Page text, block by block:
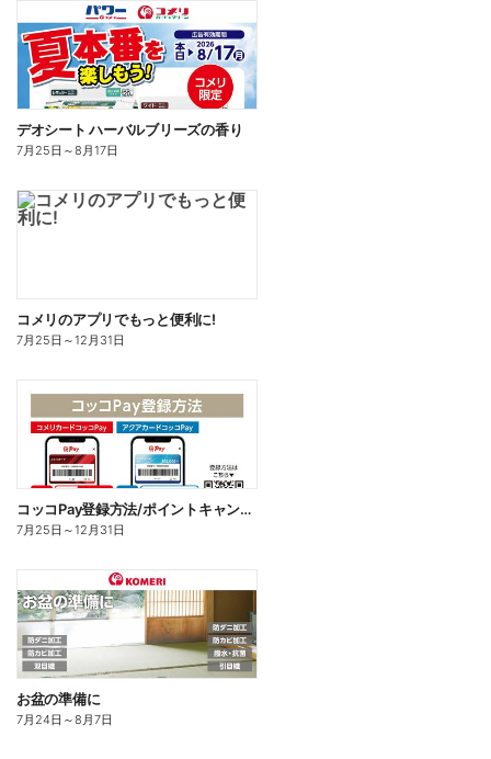
デオシート ハーバルブリーズの香り
7月25日 ～8月17日
コメリのアプリでもっと便利に!
7月25日 ～12月31日
コッコPay登録方法/ポイントキャンペーン応募方法
7月25日 ～12月31日
お盆の準備に
7月24日 ～8月7日